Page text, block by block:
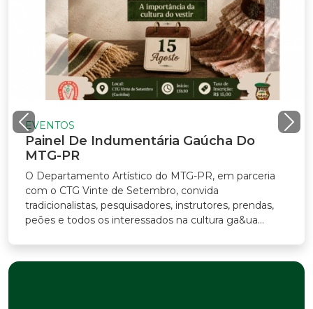
De Indumentária Gaúcha Do
PR
Artístico do MTG-PR, em parceria
o CTG Vinte de Setembro, convida
pesquisadores, instrutores, prendas,
e todos os interessados na cultura ga&ua...